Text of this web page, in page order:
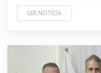
LER NOTÍCIA